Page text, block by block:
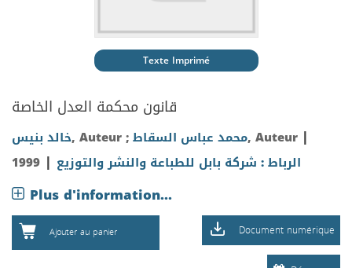
Texte Imprimé
قانون محكمة العدل الخاصة
خالد بنيس, Auteur ;محمد عباس السقاط, Auteur |
الرباط : شركة بابل للطباعة والنشر والتوزيع |
1999
Plus d'information...
Ajouter au panier Document numérique